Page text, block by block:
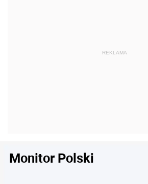
Monitor Polski